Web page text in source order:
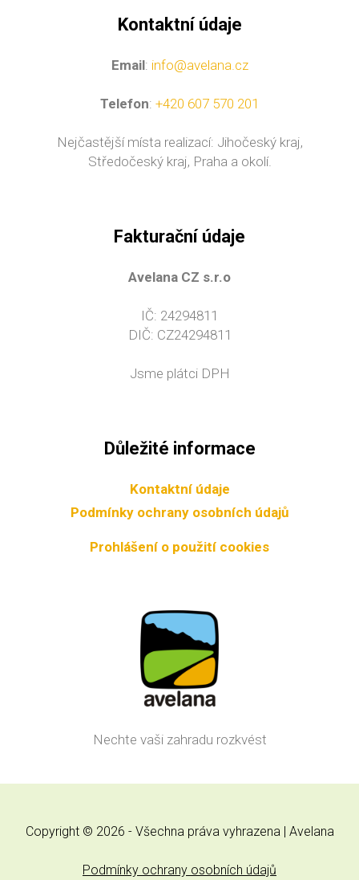
Kontaktní údaje
Email: info@avelana.cz
Telefon: +420 607 570 201
Nejčastější místa realizací: Jihočeský kraj,
Středočeský kraj, Praha a okolí.
Fakturační údaje
Avelana CZ s.r.o
IČ: 24294811
DIČ: CZ24294811
Jsme plátci DPH
Důležité informace
Kontaktní údaje
Podmínky ochrany osobních údajů
Prohlášení o použití cookies
Nechte vaši zahradu rozkvést
Copyright © 2026 - Všechna práva vyhrazena | Avelana
Podmínky ochrany osobních údajů